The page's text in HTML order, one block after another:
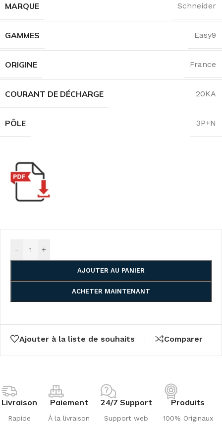
MARQUE Schneider
GAMMES Easy9
ORIGINE France
COURANT DE DÉCHARGE 20KA
PÔLE 3P+N
- +
AJOUTER AU PANIER
ACHETER MAINTENANT
Ajouter à la liste de souhaits Comparer
Livraison
Rapide
Paiement
À la livraison
24/7 Support
Support web
Produits
100% Originaux